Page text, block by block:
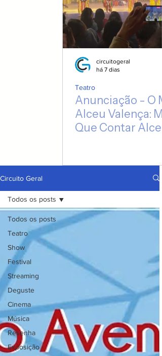
Anunciação - O
Alceu Valença:
Que Contar
Teatro
circuitogeral
há 7 dias
Circuito Geral
Todos os posts
Teatro
Show
Festival
Streaming
Deguste
Cinema
Música
Resenha
Exposição
Todos os posts